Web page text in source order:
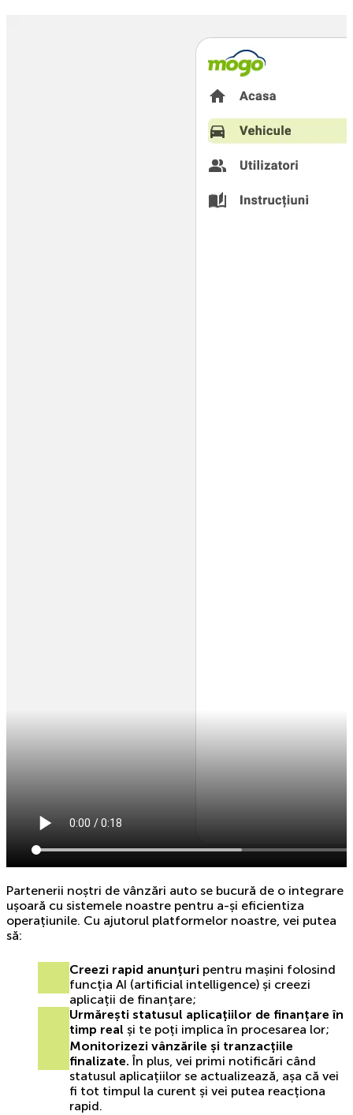
Partenerii noștri de vânzări auto se bucură de o integrare
ușoară cu sistemele noastre pentru a-și eficientiza
operațiunile. Cu ajutorul platformelor noastre, vei putea
să:
Creezi rapid anunțuri pentru mașini folosind
funcția AI (artificial intelligence) și creezi
aplicații de finanțare;
Urmărești statusul aplicațiilor de finanțare în
timp real și te poți implica în procesarea lor;
Monitorizezi vânzările și tranzacțiile
finalizate.În plus, vei primi notificări când
statusul aplicațiilor se actualizează, așa că vei
fi tot timpul la curent și vei putea reacționa
rapid.